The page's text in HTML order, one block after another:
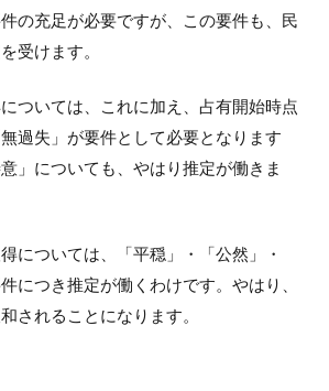
の充足が必要ですが、この要件も、民
受けます。
ついては、これに加え、占有開始時点
過失」が要件として必要となります
」についても、やはり推定が働きま
については、「平穏」・「公然」・
につき推定が働くわけです。やはり、
されることになります。